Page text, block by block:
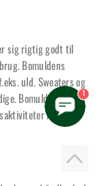
sig rigtig godt til
Bomuldens
uld. Sweaters og
Bomuld er et
med lav
1